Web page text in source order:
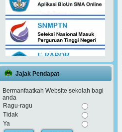
Jajak Pendapat
Bermanfaatkah Website sekolah bagi
anda
Ragu-ragu
Tidak
Ya